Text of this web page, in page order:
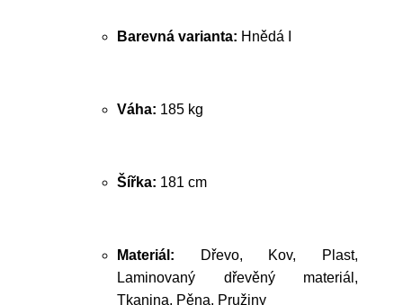
Barevná varianta: Hnědá I
Váha: 185 kg
Šířka: 181 cm
Materiál: Dřevo, Kov, Plast,
Laminovaný dřevěný materiál,
Tkanina, Pěna, Pružiny